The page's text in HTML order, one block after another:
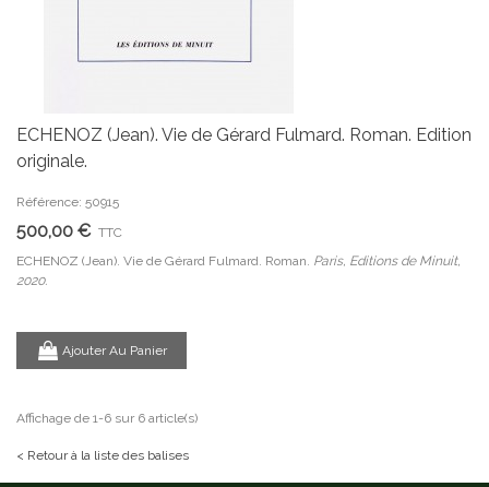
ECHENOZ (Jean). Vie de Gérard Fulmard. Roman. Edition
originale.
Référence: 50915
500,00 € TTC
ECHENOZ (Jean). Vie de Gérard Fulmard. Roman. Paris, Editions de Minuit,
2020.
Ajouter Au Panier
Affichage de 1-6 sur 6 article(s)
< Retour à la liste des balises